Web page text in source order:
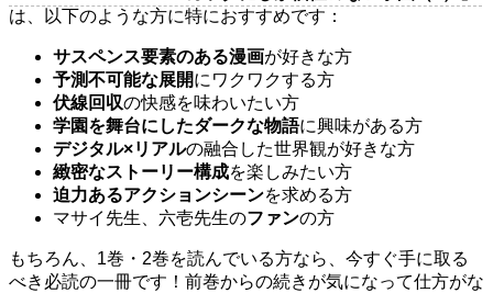
は、以下のような方に特におすすめです：
サスペンス要素のある漫画が好きな方
予測不可能な展開にワクワクする方
伏線回収の快感を味わいたい方
学園を舞台にしたダークな物語に興味がある方
デジタル×リアルの融合した世界観が好きな方
緻密なストーリー構成を楽しみたい方
迫力あるアクションシーンを求める方
マサイ先生、六壱先生のファンの方
もちろん、1巻・2巻を読んでいる方なら、今すぐ手に取る
べき必読の一冊です！前巻からの続きが気になって仕方がな